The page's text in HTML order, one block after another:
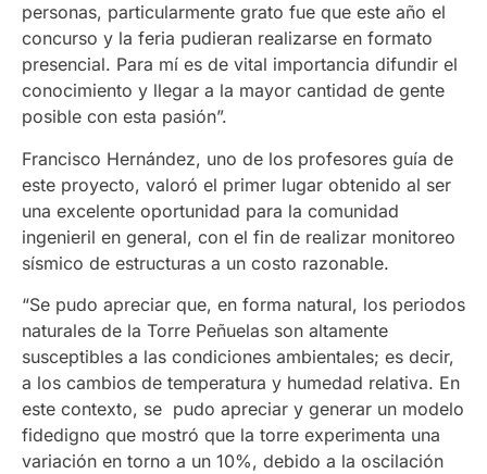
personas, particularmente grato fue que este año el
concurso y la feria pudieran realizarse en formato
presencial. Para mí es de vital importancia difundir el
conocimiento y llegar a la mayor cantidad de gente
posible con esta pasión”.
Francisco Hernández, uno de los profesores guía de
este proyecto, valoró el primer lugar obtenido al ser
una excelente oportunidad para la comunidad
ingenieril en general, con el fin de realizar monitoreo
sísmico de estructuras a un costo razonable.
“Se pudo apreciar que, en forma natural, los periodos
naturales de la Torre Peñuelas son altamente
susceptibles a las condiciones ambientales; es decir,
a los cambios de temperatura y humedad relativa. En
este contexto, se pudo apreciar y generar un modelo
fidedigno que mostró que la torre experimenta una
variación en torno a un 10%, debido a la oscilación